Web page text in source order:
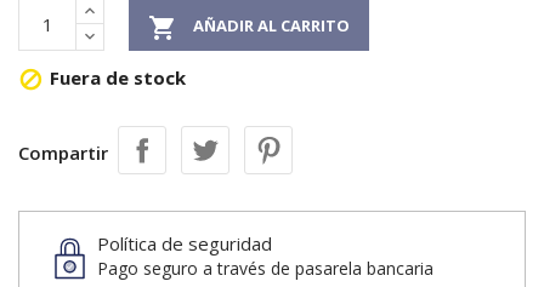
 AÑADIR AL CARRITO
 Fuera de stock
Compartir
Política de seguridad
Pago seguro a través de pasarela bancaria